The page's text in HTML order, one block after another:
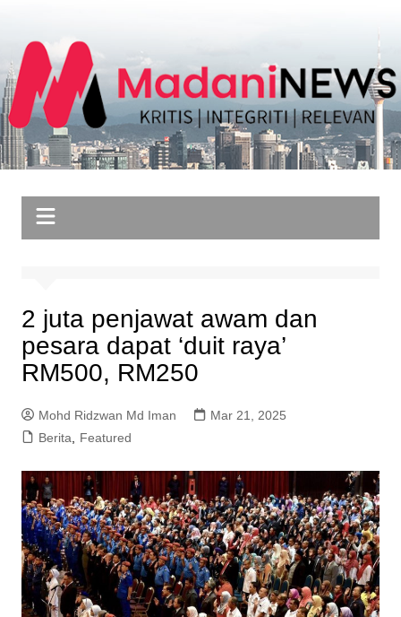
content
2 juta penjawat awam dan
pesara dapat ‘duit raya’
RM500, RM250
Mohd Ridzwan Md Iman
Mar 21, 2025
Berita, Featured